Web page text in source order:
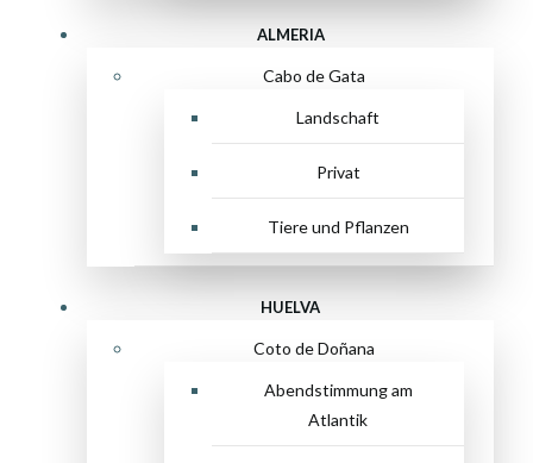
ALMERIA
Cabo de Gata
Landschaft
Privat
Tiere und Pflanzen
HUELVA
Coto de Doñana
Abendstimmung am
Atlantik